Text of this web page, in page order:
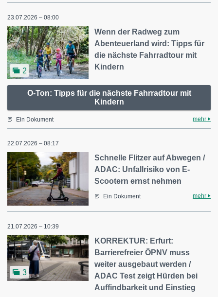
23.07.2026 – 08:00
2
Wenn der Radweg zum
Abenteuerland wird: Tipps für
die nächste Fahrradtour mit
Kindern
O-Ton: Tipps für die nächste Fahrradtour mit
Kindern
Ein Dokument mehr
22.07.2026 – 08:17
Schnelle Flitzer auf Abwegen /
ADAC: Unfallrisiko von E-
Scootern ernst nehmen
Ein Dokument mehr
21.07.2026 – 10:39
3
KORREKTUR: Erfurt:
Barrierefreier ÖPNV muss
weiter ausgebaut werden /
ADAC Test zeigt Hürden bei
Auffindbarkeit und Einstieg